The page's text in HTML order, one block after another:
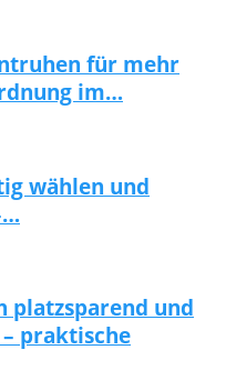
für mehr
im…
wählen und
platzsparend und
praktische